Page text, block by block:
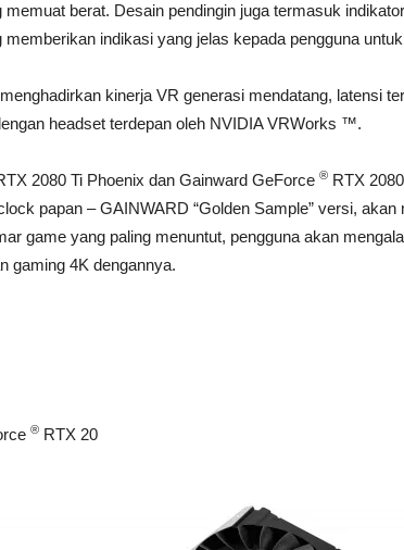
berat. Desain pendingin juga termasuk
indikasi yang jelas kepada pengguna
kinerja VR generasi mendatang, latensi
headset terdepan oleh NVIDIA VRWorks ™.
2080 Ti Phoenix dan Gainward GeForce ® RTX
papan – GAINWARD “Golden Sample” versi,
game yang paling menuntut, pengguna akan
gaming 4K dengannya.
® RTX 20